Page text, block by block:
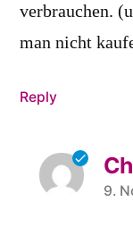
verbrauchen.
man nicht
Reply
9.